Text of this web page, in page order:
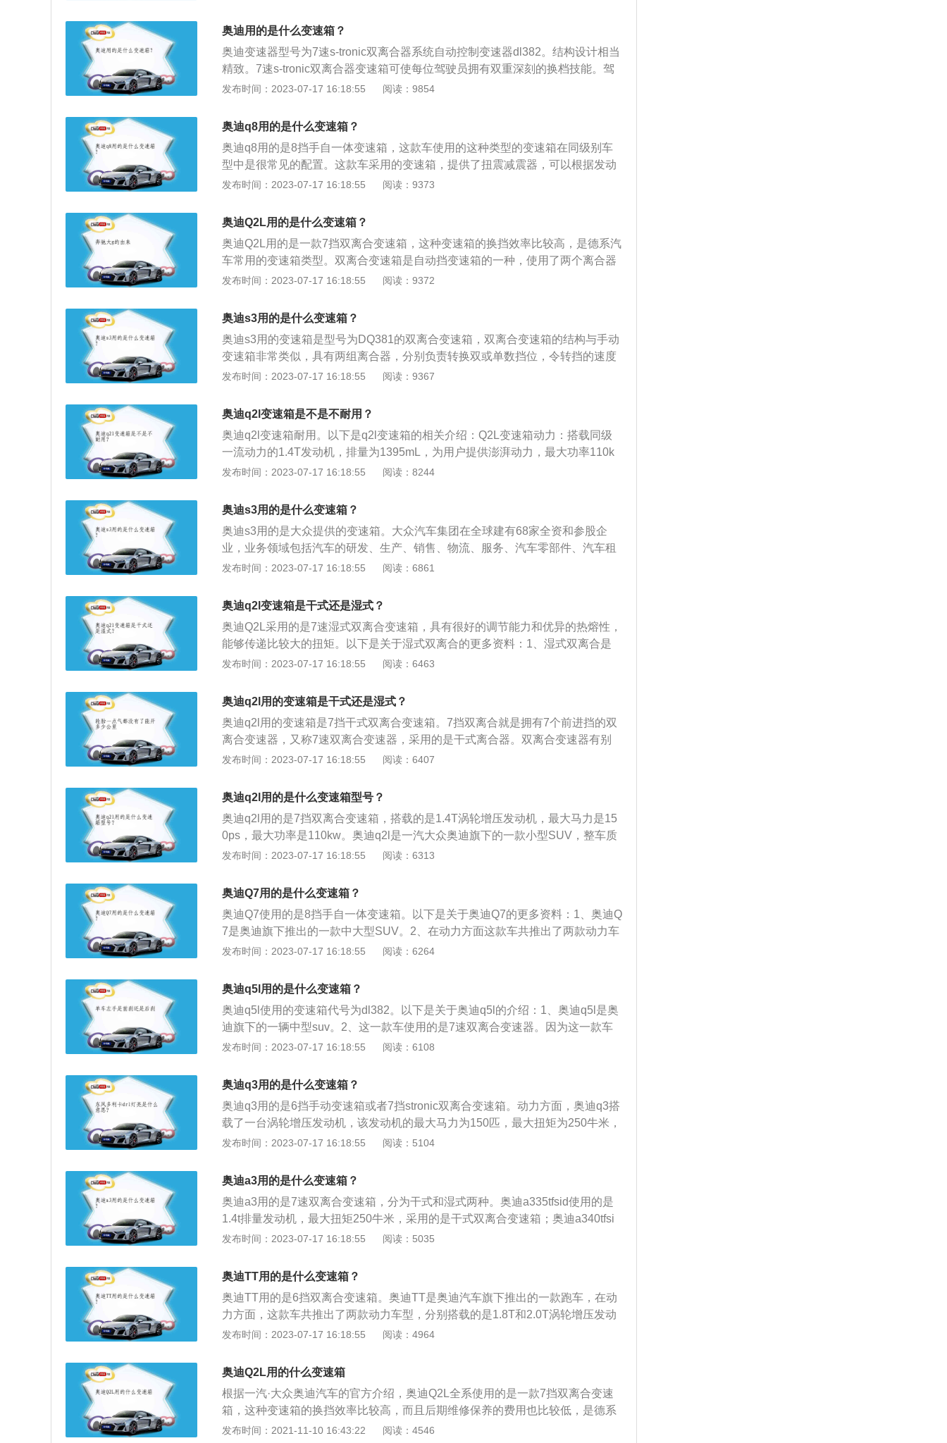
系统和液压控制系统组成。变速和扭矩通过液压传动和齿轮组合来实现。奥迪Q3
长宽高为4483mm、1856mm、1616mm(含行李架)，轴距为2680mm。通过铝制
发动机和一些轻量化技术的应用，两轮驱动版本Q3的车身重量仅为1500kg。此
外，奥迪Q3还有12种颜色可选，可选奥迪的越野套件和Sline车身组件。轮胎尺
寸方面，基本型Q3采用215/65R16轮胎，而高配Q3将升级为17英寸车轮，新车
众途观设计在同一个平台上，和途观一样，采用4连杆后悬架。配置方面，奥迪
的自适应自动巡航、自适应大灯、ESP、泊车辅助、陡坡缓降等系统现在都在车
上。还有舒适、自动、运动和经济模式可供选择。电动助力转向和电子手刹也让
奥迪用的是什么变速箱？
奥迪变速器型号为7速s-tronic双离合器系统自动控制变速器dl382。结构设计相当
精致。7速s-tronic双离合器变速箱可使每位驾驶员拥有双重深刻的换档技能。驾
驶员只需将右手放在换档杆上，将档位推到s档，然后将换档杆上下推，即可实现
迪车型。dl382将越来越广泛地应用于汽车发动机工作扭矩为400nm的车型中，
这与ea88820t发动机相似，堪称完美匹配。dl382有两轮驱动和四轮驱动两种版
本。
发布时间：2023-07-17 16:18:55 阅读：9854
奥迪q8用的是什么变速箱？
奥迪q8用的是8挡手自一体变速箱，这款车使用的这种类型的变速箱在同级别车
型中是很常见的配置。这款车采用的变速箱，提供了扭震减震器，可以根据发动
机在工作过程中的状态来补偿动力的震动，即使发动机是在低转速下工作，发动
寸巨大的八边形进气格栅可选哑光铂金灰配色设计，搭配大尺寸侧边进气格栅与
同为哑光铂金灰配色设计的合金底盘护板，充满金属的工业气息。
发布时间：2023-07-17 16:18:55 阅读：9373
奥迪Q2L用的是什么变速箱？
奥迪Q2L用的是一款7挡双离合变速箱，这种变速箱的换挡效率比较高，是德系汽
车常用的变速箱类型。双离合变速箱是自动挡变速箱的一种，使用了两个离合器
片，一个控制奇数挡，另一个控制偶数挡，所以在换挡效率上表现得更加出色。
干式双离合变速箱的离合片使用风冷来降温，湿式双离合的变速箱使用液冷来降
温。在传动效率方面，湿式双离合要比干式双离合的传动效率更好。除了双离合
变速箱外，自动变速箱还包括手自一体变速箱、CVT无级变速箱、AMT变速箱
等。奥迪Q2L车身尺寸长宽高分别为4190mm、1790mm、1510mm、轴距为260
0mm，其定位为一款小型SUV。
发布时间：2023-07-17 16:18:55 阅读：9372
奥迪s3用的是什么变速箱？
奥迪s3用的变速箱是型号为DQ381的双离合变速箱，双离合变速箱的结构与手动
变速箱非常类似，具有两组离合器，分别负责转换双或单数挡位，令转挡的速度
大大提升。离合器位于发动机与变速器之间，是发动机与变速器动力传递的开
动方向盘和灰白色仪表盘指针，配合全黑色内饰，让新车内饰运动风格十足；中
控台配有拱门环绕仪表盘、控制面板的操作简单易行，圆润的通风口和空调设计
也十分讨巧。
发布时间：2023-07-17 16:18:55 阅读：9367
奥迪q2l变速箱是不是不耐用？
奥迪q2l变速箱耐用。以下是q2l变速箱的相关介绍：Q2L变速箱动力：搭载同级
一流动力的1.4T发动机，排量为1395mL，为用户提供澎湃动力，最大功率110k
W/5000-6000rpm，最大扭矩250Nm/1500-3500rpm，搭配7速双离合变速箱。Q
于同级车型，Q2L动力不仅可以胜任平日的通勤、全家的出游，还可以满足跑山
需求。
发布时间：2023-07-17 16:18:55 阅读：8244
奥迪s3用的是什么变速箱？
奥迪s3用的是大众提供的变速箱。大众汽车集团在全球建有68家全资和参股企
业，业务领域包括汽车的研发、生产、销售、物流、服务、汽车零部件、汽车租
赁、金融服务、汽车保险、银行、IT服务等。奥迪s3t变速箱使用了7挡湿式双离
器，采用的是湿式离合器。湿式双离合变速箱的特点，是一大一小共两组同轴安
装在一起的多片式离合器，都被安装在一个充满液压油的密闭油腔里，因此湿式
离合器结构有着更好的调节能力和较高的热熔性，能够传递比较大的扭矩。奥迪s
3的变速箱在日常使用中，要注意以下几点：不可长时间不更换变速箱油。长时
间不更换变速箱油会导致变速箱内轴承、壳体等部件的损坏；避免长时间空挡滑
型来说，空挡滑行会导致自动变速箱过热、再次挂入D挡时会产生一定冲击；切
忌在没停稳时挂入D/R挡。很多司机为了体现自己“流畅”的操作，会在车辆没有停
稳时直接挂入反向挡位，这样对变速箱内齿轮的伤害较高，长时间的话会造成打
为高负荷而过热，或过早升挡导致爬坡无力，这时可以用手动模式限定低速档位
用板式拖车，在车辆处于N挡时移动至托板上，而不能使用拖车绳等，用车辆直
接拖拽。
发布时间：2023-07-17 16:18:55 阅读：6861
奥迪q2l变速箱是干式还是湿式？
奥迪Q2L采用的是7速湿式双离合变速箱，具有很好的调节能力和优异的热熔性，
能够传递比较大的扭矩。以下是关于湿式双离合的更多资料：1、湿式双离合是
使用液力变矩器作为离合器，主动盘和从动盘的连接是靠封闭空间里面油液润
泡在变速箱油里，也通过变速箱油进行散热，所以湿式双离合基本不会出现过热
问题。3、在扭矩的承受上也能承受大扭矩，所以无论大小排量的车型，都可使
用湿式双离合。
发布时间：2023-07-17 16:18:55 阅读：6463
奥迪q2l用的变速箱是干式还是湿式？
奥迪q2l用的变速箱是7挡干式双离合变速箱。7挡双离合就是拥有7个前进挡的双
离合变速器，又称7速双离合变速器，采用的是干式离合器。双离合变速器有别
于一般的自动变速器系统，它既属于手动变速器而又属于自动变速器，除了拥有
迪q2l用的是大众提供的变速箱。大众汽车集团在全球建有68家全资和参股企业，
业务领域包括汽车的研发、生产、销售、物流、服务、汽车零部件、汽车租赁、
金融服务、汽车保险、银行、IT服务等。奥迪q2l的变速箱在日常使用中，要注意
以下几点：不可长时间不更换变速箱油。长时间不更换变速箱油会导致变速箱内
轴承、壳体等部件的损坏；避免长时间空挡滑行。在驾驶手动挡车型时，很多“老
过热、再次挂入D挡时会产生一定冲击；切忌在没停稳时挂入D/R挡。很多司机为
了体现自己“流畅”的操作，会在车辆没有停稳时直接挂入反向挡位，这样对变速
箱内齿轮的伤害较高，长时间的话会造成打齿等故障；不要频繁D挡爬陡坡。在
坡无力，这时可以用手动模式限定低速档位或用运动模式来保护变速箱；不能长
至托板上，而不能使用拖车绳等，用车辆直接拖拽。
发布时间：2023-07-17 16:18:55 阅读：6407
奥迪q2l用的是什么变速箱型号？
奥迪q2l用的是7挡双离合变速箱，搭载的是1.4T涡轮增压发动机，最大马力是15
0ps，最大功率是110kw。奥迪q2l是一汽大众奥迪旗下的一款小型SUV，整车质
保是三年或10万公里。悬架系统方面，该车的前悬架是麦弗逊式独立悬架，后悬
别是4236毫米、1785毫米、1548毫米，车身类型是5门5座SUV。
发布时间：2023-07-17 16:18:55 阅读：6313
奥迪Q7用的是什么变速箱？
奥迪Q7使用的是8挡手自一体变速箱。以下是关于奥迪Q7的更多资料：1、奥迪Q
7是奥迪旗下推出的一款中大型SUV。2、在动力方面这款车共推出了两款动力车
型，分别搭载的是2.0升涡轮增压发动机和3.0升机械增压发动机。3、在传动系统
使用这种类型的变速箱，因为变速箱的结构相对复杂一些，生产和制造的成本要
高一些。4、由于增加了档位使得变速器的齿比更密，这种设计方式可以使汽车
在更合理的档位行驶，在一定程度上可以降低发动机的转速，从而减少发动机的
燃油消耗量，降低用车的成本。
发布时间：2023-07-17 16:18:55 阅读：6264
奥迪q5l用的是什么变速箱？
奥迪q5l使用的变速箱代号为dl382。以下是关于奥迪q5l的介绍：1、奥迪q5l是奥
迪旗下的一辆中型suv。2、这一款车使用的是7速双离合变速器。因为这一款车
的变速器是纵置操作，所以这一款车变速器的代号是dl开头。3、双离合变速器是
这样的变速器的结构与手动变速器类似。4、双离合变速器仅仅是比手动变速器
多了一套离合器和一套换挡调节机构。双离合变速器的一套离合器功能作用是调
节奇数挡；另外一套离合器功能作用是调节偶数挡。
发布时间：2023-07-17 16:18:55 阅读：6108
奥迪q3用的是什么变速箱？
奥迪q3用的是6挡手动变速箱或者7挡stronic双离合变速箱。动力方面，奥迪q3搭
载了一台涡轮增压发动机，该发动机的最大马力为150匹，最大扭矩为250牛米，
最大功率为110千瓦，最大功率转速为每分钟5000到6000转，最大扭矩转速为每
分别为4481毫米、1848毫米、1616毫米，轴距为2680毫米。
发布时间：2023-07-17 16:18:55 阅读：5104
奥迪a3用的是什么变速箱？
奥迪a3用的是7速双离合变速箱，分为干式和湿式两种。奥迪a335tfsid使用的是
1.4t排量发动机，最大扭矩250牛米，采用的是干式双离合变速箱；奥迪a340tfsi
使用的是1.8t排量发动机，最大扭矩为300牛米，采用的是湿式双离合变速箱。奥
和铝制材料。车身尺寸方面，奥迪a3的长宽高分别为4292毫米、1765毫米、142
3毫米，轴距为2578毫米。
发布时间：2023-07-17 16:18:55 阅读：5035
奥迪TT用的是什么变速箱？
奥迪TT用的是6挡双离合变速箱。奥迪TT是奥迪汽车旗下推出的一款跑车，在动
力方面，这款车共推出了两款动力车型，分别搭载的是1.8T和2.0T涡轮增压发动
机。奥迪TT车身尺寸方面，长宽高分别为4178mm、1842mm、1352mm，轴距
便是大嘴风格，再加上锐利的大灯和极富动感的保险杠，整个前脸显得极富进攻
性。
发布时间：2023-07-17 16:18:55 阅读：4964
奥迪Q2L用的什么变速箱
根据一汽·大众奥迪汽车的官方介绍，奥迪Q2L全系使用的是一款7挡双离合变速
箱，这种变速箱的换挡效率比较高，而且后期维修保养的费用也比较低，是德系
汽车最常用的变速箱类型。双离合变速箱是自动挡变速箱的一种，它使用了两个
发布时间：2021-11-10 16:43:22 阅读：4546